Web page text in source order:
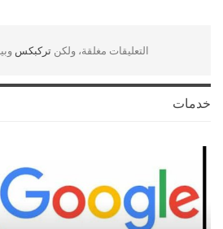
التعليقات مغلقة، ولكن تركبكس
خدمات